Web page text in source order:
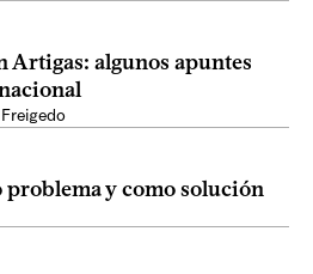
Artigas: algunos apuntes
y como solución